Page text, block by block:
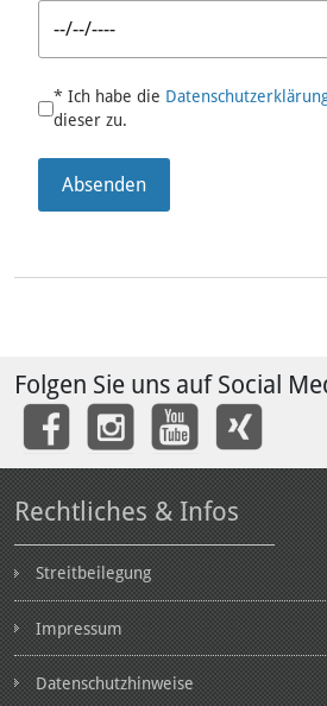
Datenschutz*
* Ich habe die
dieser zu.
Absenden
Folgen Sie uns auf Social
Rechtliches & Infos
Streitbeilegung
Impressum
Datenschutzhinweise